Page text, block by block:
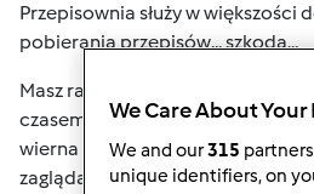
Przepisownia służy w większości
pobierania przepisów... szkoda...
Masz rację, że odeszłyśmy do
czasem tu zaglądamy. Na
wierna Hania; Monika i Grażynka
zaglądają. A reszta? Sama
We Care About
We and our315
unique identifiers, on